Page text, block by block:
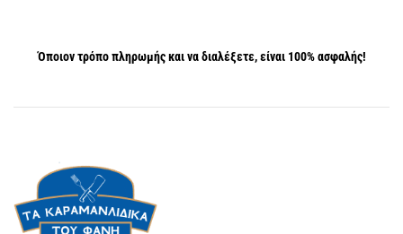
Όποιον τρόπο πληρωμής και να διαλέξετε, είναι 100% ασφαλής!